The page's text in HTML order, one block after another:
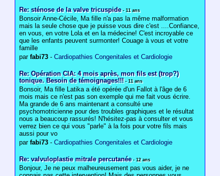
Re: sténose de la valve tricuspide- 11 ans
Bonsoir Anne-Cécile, Ma fille n'a pas la même malformation
mais la seule chose que je puisse vous dire c'est ....Confiance,
en vous, en votre Lola et en la médecine! C'est incroyable ce
que les enfants peuvent surmonter! Couage à vous et votre
famille
par fabi73- Cardiopathies Congenitales et Cardiologie
Re: Opération CIA: 4 mois après, mon fils est (trop?)
tonique. Besoin de témoignages!!!- 11 ans
Bonsoir, Ma fille Latika a été opérée d'un Fallot à l'âge de 6
mois mais ce n'est pas son exemple qui me fait vous écrire.
Ma grande de 6 ans maintenant a consulté une
psychomotricienne pour des troubles graphiques et le résultat
nous a beaucoup rassurés! N'hésitez-pas à consulter et vous
verrez bien ce qui vous "parle" à la fois pour votre fils mais
aussi pour vo
par fabi73- Cardiopathies Congenitales et Cardiologie
Re: valvuloplastie mitrale percutanée- 12 ans
Bonjour, Je ne peux malheureusement pas vous aider, je ne